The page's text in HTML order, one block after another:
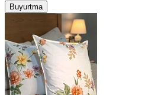
Buyurtma